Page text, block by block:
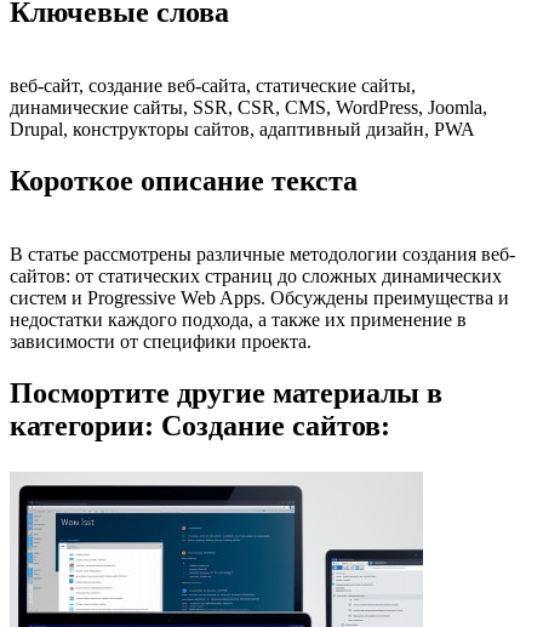
Ключевые слова
веб-сайт, создание веб-сайта, статические сайты,
динамические сайты, SSR, CSR, CMS, WordPress, Joomla,
Drupal, конструкторы сайтов, адаптивный дизайн, PWA
Короткое описание текста
В статье рассмотрены различные методологии создания веб-
сайтов: от статических страниц до сложных динамических
систем и Progressive Web Apps. Обсуждены преимущества и
недостатки каждого подхода, а также их применение в
зависимости от специфики проекта.
Посмортите другие материалы в
категории: Создание сайтов: